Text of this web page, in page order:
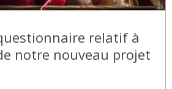
relatif à
notre nouveau projet